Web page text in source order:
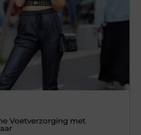
Voetverzorging met